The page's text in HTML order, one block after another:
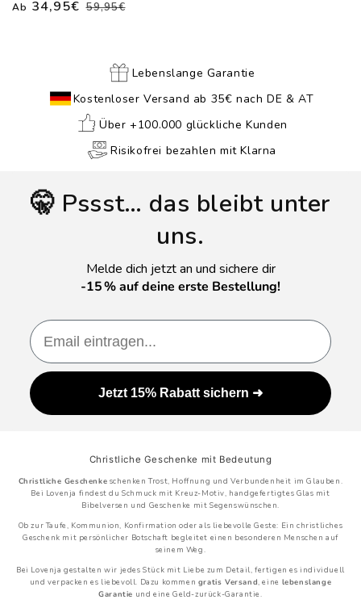
Normaler
59,95€
Verkaufspreis
Ab 34,95€
Lebenslange Garantie
Kostenloser Versand ab 35€ nach DE & AT
Über +100.000 glückliche Kunden
Risikofrei bezahlen mit Klarna
🤫 Pssst… das bleibt unter
uns.
Melde dich jetzt an und sichere dir
-15 % auf deine erste Bestellung!
Email
Jetzt 15% Rabatt sichern ➜
Christliche Geschenke mit Bedeutung
Christliche Geschenke schenken Trost, Hoffnung und Verbundenheit im Glauben.
Bei Lovenja findest du Schmuck mit Kreuz-Motiv, handgefertigtes Glas mit
Bibelversen und Geschenke mit Segenswünschen.
Ob zur Taufe, Kommunion, Konfirmation oder als liebevolle Geste: Ein christliches
Geschenk mit persönlicher Botschaft begleitet einen besonderen Menschen auf
seinem Weg.
Bei Lovenja gestalten wir jedes Stück mit Liebe zum Detail, fertigen es individuell
und verpacken es liebevoll. Dazu kommen gratis Versand, eine lebenslange
Garantie und eine Geld-zurück-Garantie.